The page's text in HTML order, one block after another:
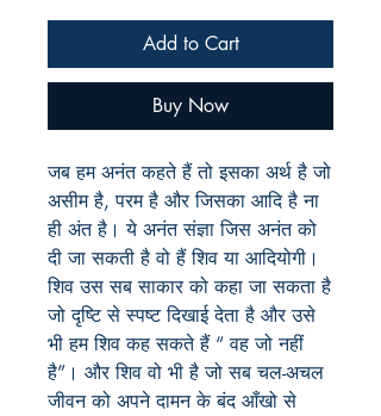
Add to Cart
Buy Now
जब हम अनंत कहते हैं तो इसका अर्थ है जो
असीम है, परम है और जिसका आदि है ना
ही अंत है। ये अनंत संज्ञा जिस अनंत को
दी जा सकती है वो हैं शिव या आदियोगी।
शिव उस सब साकार को कहा जा सकता है
जो दृष्टि से स्पष्ट दिखाई देता है और उसे
भी हम शिव कह सकते हैं “ वह जो नहीं
है”। और शिव वो भी है जो सब चल-अचल
जीवन को अपने दामन के बंद आँखो से